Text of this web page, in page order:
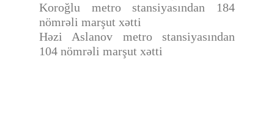
Koroğlu metro stansiyasından 184
nömrəli marşut xətti
Həzi Aslanov metro stansiyasından
104 nömrəli marşut xətti